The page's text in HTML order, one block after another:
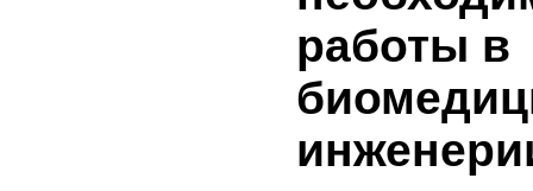
работы в